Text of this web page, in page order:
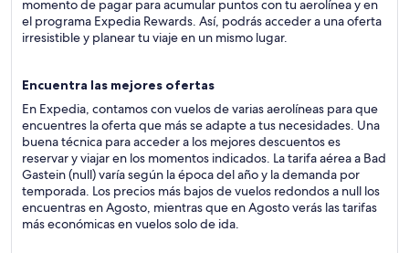
momento de pagar para acumular puntos con tu aerolínea y en
el programa Expedia Rewards. Así, podrás acceder a una oferta
irresistible y planear tu viaje en un mismo lugar.
Encuentra las mejores ofertas
En Expedia, contamos con vuelos de varias aerolíneas para que
encuentres la oferta que más se adapte a tus necesidades. Una
buena técnica para acceder a los mejores descuentos es
reservar y viajar en los momentos indicados. La tarifa aérea a Bad
Gastein (null) varía según la época del año y la demanda por
temporada. Los precios más bajos de vuelos redondos a null los
encuentras en Agosto, mientras que en Agosto verás las tarifas
más económicas en vuelos solo de ida.